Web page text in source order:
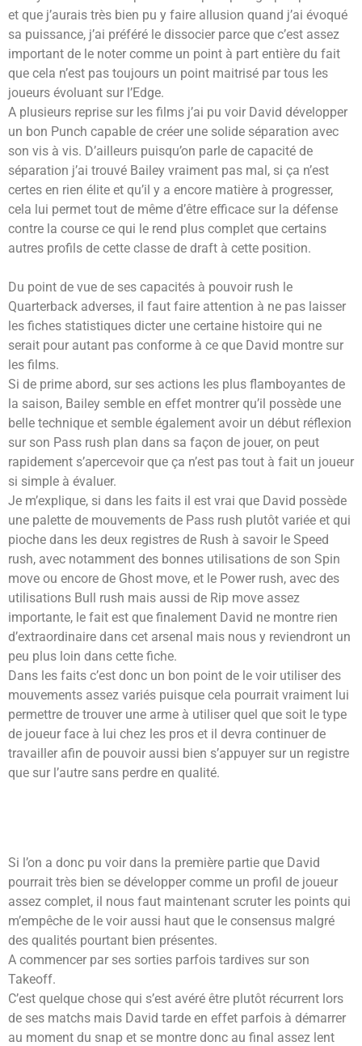
et que j’aurais très bien pu y faire allusion quand j’ai évoqué
sa puissance, j’ai préféré le dissocier parce que c’est assez
important de le noter comme un point à part entière du fait
que cela n’est pas toujours un point maitrisé par tous les
joueurs évoluant sur l’Edge.
A plusieurs reprise sur les films j’ai pu voir David développer
un bon Punch capable de créer une solide séparation avec
son vis à vis. D’ailleurs puisqu’on parle de capacité de
séparation j’ai trouvé Bailey vraiment pas mal, si ça n’est
certes en rien élite et qu’il y a encore matière à progresser,
cela lui permet tout de même d’être efficace sur la défense
contre la course ce qui le rend plus complet que certains
autres profils de cette classe de draft à cette position.
Du point de vue de ses capacités à pouvoir rush le
Quarterback adverses, il faut faire attention à ne pas laisser
les fiches statistiques dicter une certaine histoire qui ne
serait pour autant pas conforme à ce que David montre sur
les films.
Si de prime abord, sur ses actions les plus flamboyantes de
la saison, Bailey semble en effet montrer qu’il possède une
belle technique et semble également avoir un début réflexion
sur son Pass rush plan dans sa façon de jouer, on peut
rapidement s’apercevoir que ça n’est pas tout à fait un joueur
si simple à évaluer.
Je m’explique, si dans les faits il est vrai que David possède
une palette de mouvements de Pass rush plutôt variée et qui
pioche dans les deux registres de Rush à savoir le Speed
rush, avec notamment des bonnes utilisations de son Spin
move ou encore de Ghost move, et le Power rush, avec des
utilisations Bull rush mais aussi de Rip move assez
importante, le fait est que finalement David ne montre rien
d’extraordinaire dans cet arsenal mais nous y reviendront un
peu plus loin dans cette fiche.
Dans les faits c’est donc un bon point de le voir utiliser des
mouvements assez variés puisque cela pourrait vraiment lui
permettre de trouver une arme à utiliser quel que soit le type
de joueur face à lui chez les pros et il devra continuer de
travailler afin de pouvoir aussi bien s’appuyer sur un registre
que sur l’autre sans perdre en qualité.
Si l’on a donc pu voir dans la première partie que David
pourrait très bien se développer comme un profil de joueur
assez complet, il nous faut maintenant scruter les points qui
m’empêche de le voir aussi haut que le consensus malgré
des qualités pourtant bien présentes.
A commencer par ses sorties parfois tardives sur son
Takeoff.
C’est quelque chose qui s’est avéré être plutôt récurrent lors
de ses matchs mais David tarde en effet parfois à démarrer
au moment du snap et se montre donc au final assez lent